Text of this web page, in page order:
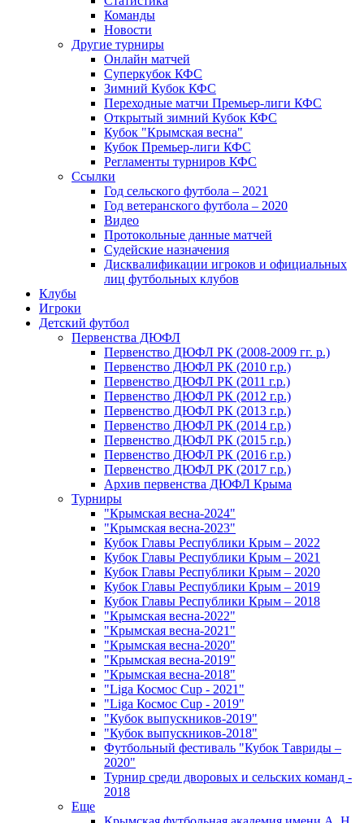
Команды
Новости
Другие турниры
Онлайн матчей
Суперкубок КФС
Зимний Кубок КФС
Переходные матчи Премьер-лиги КФС
Открытый зимний Кубок КФС
Кубок "Крымская весна"
Кубок Премьер-лиги КФС
Регламенты турниров КФС
Ссылки
Год сельского футбола – 2021
Год ветеранского футбола – 2020
Видео
Протокольные данные матчей
Судейские назначения
Дисквалификации игроков и официальных
лиц футбольных клубов
Клубы
Игроки
Детский футбол
Первенства ДЮФЛ
Первенство ДЮФЛ РК (2008-2009 гг. р.)
Первенство ДЮФЛ РК (2010 г.р.)
Первенство ДЮФЛ РК (2011 г.р.)
Первенство ДЮФЛ РК (2012 г.р.)
Первенство ДЮФЛ РК (2013 г.р.)
Первенство ДЮФЛ РК (2014 г.р.)
Первенство ДЮФЛ РК (2015 г.р.)
Первенство ДЮФЛ РК (2016 г.р.)
Первенство ДЮФЛ РК (2017 г.р.)
Архив первенства ДЮФЛ Крыма
Турниры
"Крымская весна-2024"
"Крымская весна-2023"
Кубок Главы Республики Крым – 2022
Кубок Главы Республики Крым – 2021
Кубок Главы Республики Крым – 2020
Кубок Главы Республики Крым – 2019
Кубок Главы Республики Крым – 2018
"Крымская весна-2022"
"Крымская весна-2021"
"Крымская весна-2020"
"Крымская весна-2019"
"Крымская весна-2018"
"Liga Космос Cup - 2021"
"Liga Космос Cup - 2019"
"Кубок выпускников-2019"
"Кубок выпускников-2018"
Футбольный фестиваль "Кубок Тавриды –
2020"
Турнир среди дворовых и сельских команд -
2018
Еще